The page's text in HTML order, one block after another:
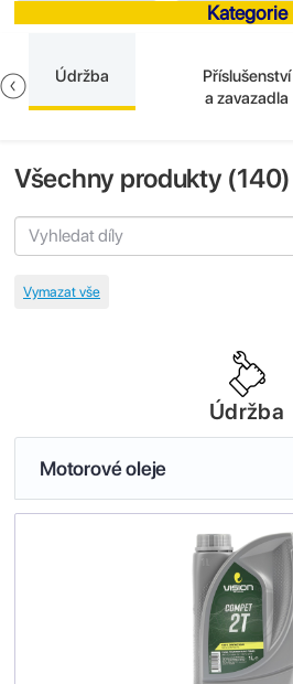
Kategorie
Údržba
Příslušenství
a zavazadla
Všechny produkty (140)
Údržba
Motorové oleje